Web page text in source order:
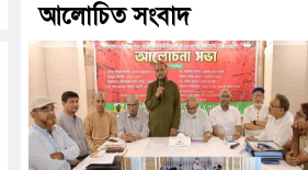
আলোচিত সংবাদ